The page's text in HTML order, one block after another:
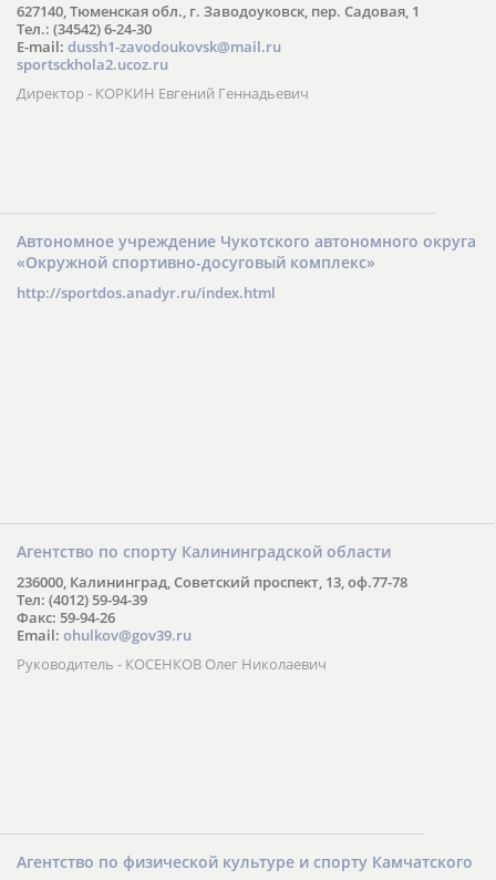
627140, Тюменская обл., г. Заводоуковск, пер. Садовая, 1
Тел.: (34542) 6-24-30
​E-mail: dussh1-zavodoukovsk@mail.ru
sportsckhola2.ucoz.ru
Директор - КОРКИН Евгений Геннадьевич
Автономное учреждение Чукотского автономного округа
«Окружной спортивно-досуговый комплекс»
http://sportdos.anadyr.ru/index.html
Агентство по спорту Калининградской области
236000, Калининград, Советский проспект, 13, оф.77-78
Тел: (4012) 59-94-39
Факс: 59-94-26
Email: ohulkov@gov39.ru
Руководитель - КОСЕНКОВ Олег Николаевич
Агентство по физической культуре и спорту Камчатского